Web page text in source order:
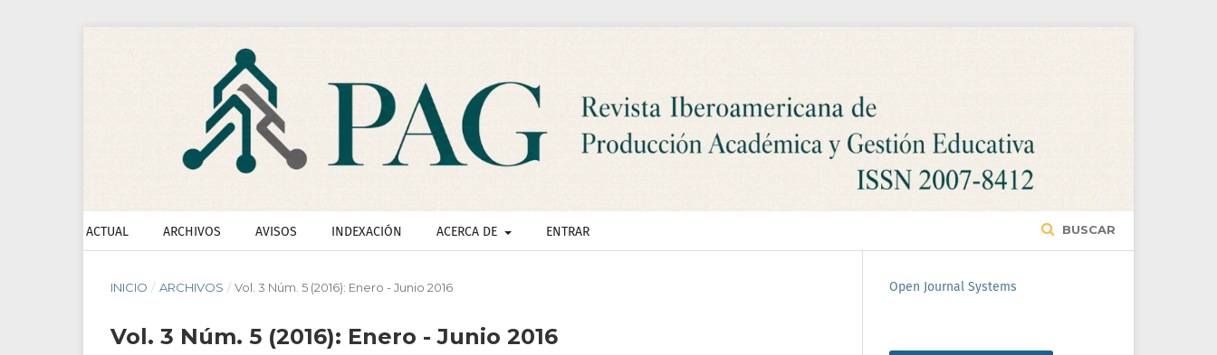
ACTUAL ARCHIVOS AVISOS INDEXACIÓN ACERCA DE ENTRAR BUSCAR
INICIO / ARCHIVOS / Vol. 3 Núm. 5 (2016): Enero - Junio 2016
Vol. 3 Núm. 5 (2016): Enero - Junio 2016
Open Journal Systems